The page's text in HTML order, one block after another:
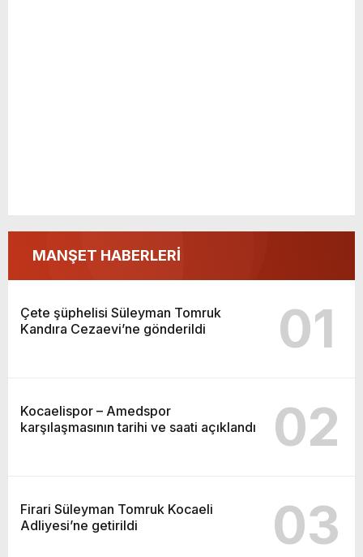
MANŞET HABERLERİ
Çete şüphelisi Süleyman Tomruk
Kandıra Cezaevi’ne gönderildi
01
Kocaelispor – Amedspor
karşılaşmasının tarihi ve saati açıklandı
02
Firari Süleyman Tomruk Kocaeli
Adliyesi’ne getirildi
03